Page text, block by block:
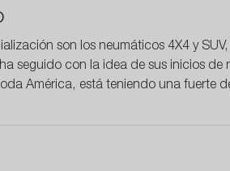
son los neumáticos 4X4 y
seguido con la idea de sus inicios
América, está teniendo una fuerte